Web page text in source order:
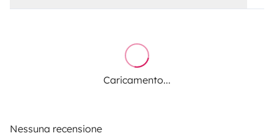
Caricamento...
Nessuna recensione